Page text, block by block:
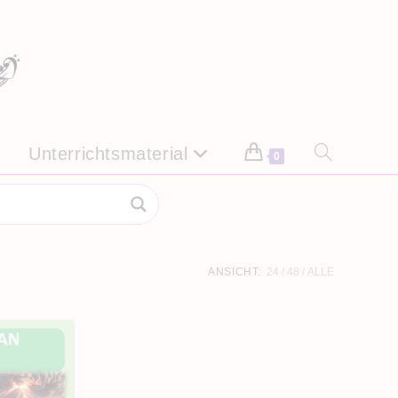
Unterrichtsmaterial 0 Website-
ANSICHT: 24 48 ALLE